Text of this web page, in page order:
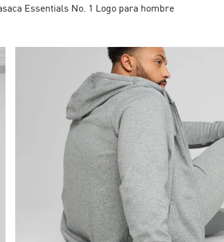
Essentials No. 1 Logo para hombre